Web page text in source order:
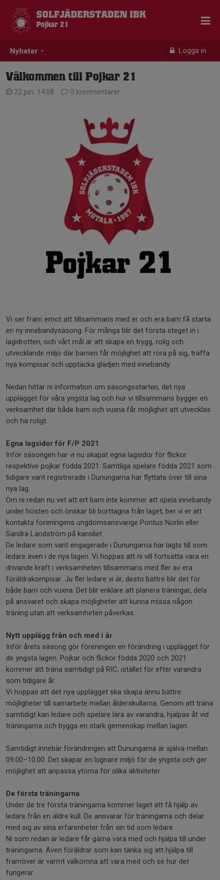
Nyheter Logga in
SOLFJÄDERSTADEN IBK
Pojkar 21
Välkommen till Pojkar 21
22 jun, 14:08 0 kommentarer
Vi ser fram emot att tillsammans med er och era barn få starta
en ny innebandysäsong. För många blir det första steget in i
lagidrotten, och vårt mål är att skapa en trygg, rolig och
utvecklande miljö där barnen får möjlighet att röra på sig, träffa
nya kompisar och upptäcka glädjen med innebandy.
Nedan hittar ni information om säsongsstarten, det nya
upplägget för våra yngsta lag och hur vi tillsammans bygger en
verksamhet där både barn och vuxna får möjlighet att utvecklas
och ha roligt.
Egna lagsidor för F/P 2021
Inför säsongen har vi nu skapat egna lagsidor för flickor
respektive pojkar födda 2021. Samtliga spelare födda 2021 som
tidigare varit registrerade i Dunungarna har flyttats över till sina
nya lag.
Om ni redan nu vet att ert barn inte kommer att spela innebandy
under hösten och önskar bli borttagna från laget, ber vi er att
kontakta föreningens ungdomsansvarige Pontus Norlin eller
Sandra Landström på kansliet.
De ledare som varit engagerade i Dunungarna har lagts till som
ledare även i de nya lagen. Vi hoppas att ni vill fortsätta vara en
drivande kraft i verksamheten tillsammans med fler av era
föräldrakompisar. Ju fler ledare vi är, desto bättre blir det för
både barn och vuxna. Det blir enklare att planera träningar, dela
på ansvaret och skapa möjligheter att kunna missa någon
träning utan att verksamheten påverkas.
Nytt upplägg från och med i år
Inför årets säsong gör föreningen en förändring i upplägget för
de yngsta lagen. Pojkar och flickor födda 2020 och 2021
kommer att träna samtidigt på RIC, istället för efter varandra
som tidigare år.
Vi hoppas att det nya upplägget ska skapa ännu bättre
möjligheter till samarbete mellan ålderskullarna. Genom att träna
samtidigt kan ledare och spelare lära av varandra, hjälpas åt vid
träningarna och bygga en stark gemenskap mellan lagen.
Samtidigt innebär förändringen att Dunungarna är själva mellan
09.00–10.00. Det skapar en lugnare miljö för de yngsta och ger
möjlighet att anpassa ytorna för olika aktiviteter.
De första träningarna
Under de tre första träningarna kommer laget att få hjälp av
ledare från en äldre kull. De ansvarar för träningarna och delar
med sig av sina erfarenheter från sin tid som ledare.
Ni som redan är ledare får gärna vara med och hjälpa till under
träningarna. Även föräldrar som kan tänka sig att hjälpa till
framöver är varmt välkomna att vara med och se hur det
fungerar.